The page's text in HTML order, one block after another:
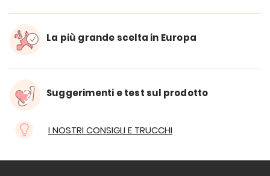
La più grande scelta in Europa
Suggerimenti e test sul prodotto
I NOSTRI CONSIGLI E TRUCCHI